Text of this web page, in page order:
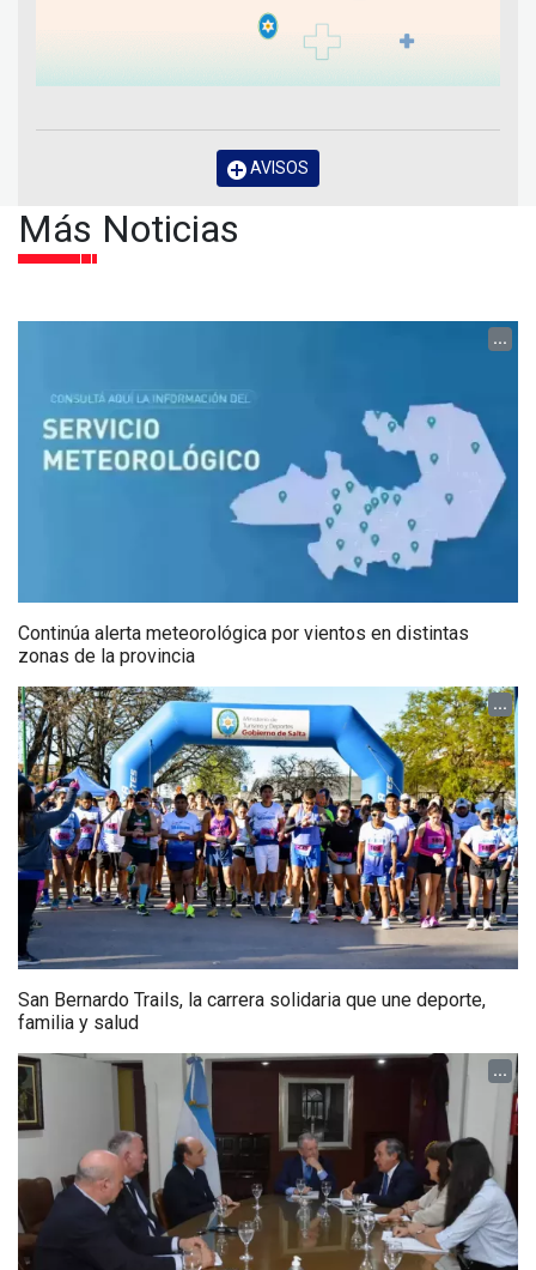
AVISOS
Más Noticias
...
Continúa alerta meteorológica por vientos en distintas
zonas de la provincia
...
San Bernardo Trails, la carrera solidaria que une deporte,
familia y salud
...